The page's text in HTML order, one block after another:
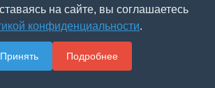
на сайте, вы соглашаетесь
конфиденциальности.
Принять Подробнее